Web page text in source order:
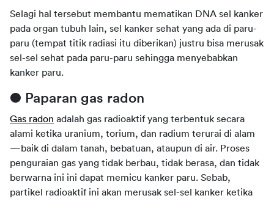
Selagi hal tersebut membantu mematikan DNA sel kanker
pada organ tubuh lain, sel kanker sehat yang ada di paru-
paru (tempat titik radiasi itu diberikan) justru bisa merusak
sel-sel sehat pada paru-paru sehingga menyebabkan
kanker paru.
● Paparan gas radon
Gas radon adalah gas radioaktif yang terbentuk secara
alami ketika uranium, torium, dan radium terurai di alam
—baik di dalam tanah, bebatuan, ataupun di air. Proses
penguraian gas yang tidak berbau, tidak berasa, dan tidak
berwarna ini ini dapat memicu kanker paru. Sebab,
partikel radioaktif ini akan merusak sel-sel kanker ketika